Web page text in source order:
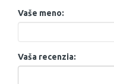
Vaše meno:
Vaša recenzia: